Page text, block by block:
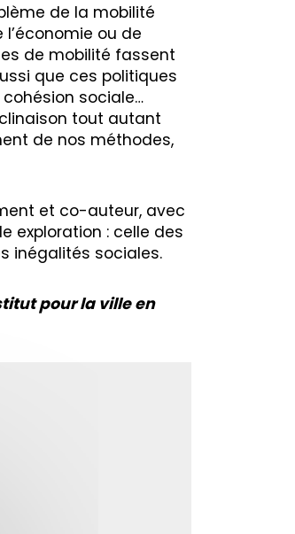
de la mobilité
ou de
de mobilité fassent
que ces politiques
sociale…
tout autant
de nos méthodes,
et co-auteur, avec
exploration : celle des
inégalités sociales.
pour la ville en